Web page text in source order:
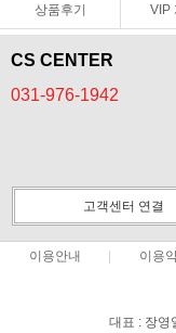
상품후기 VIP
CS CENTER
031-976-1942
고객센터 연결
이용안내 이용
대표 : 장영